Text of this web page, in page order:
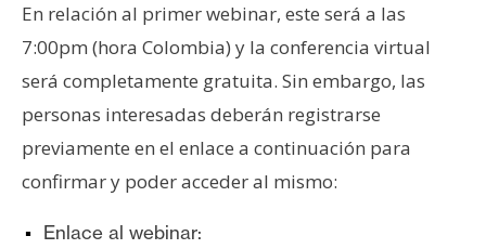
s
d
e
r
e
n
a
En relación al primer webinar, este será a las
7:00pm (hora Colombia) y la conferencia virtual
será completamente gratuita. Sin embargo, las
personas interesadas deberán registrarse
previamente en el enlace a continuación para
confirmar y poder acceder al mismo:
Enlace al webinar: